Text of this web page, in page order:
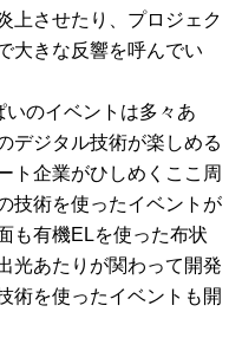
上させたり、プロジェク
大きな反響を呼んでい
のイベントは多々あ
デジタル技術が楽しめる
ト企業がひしめくここ周
技術を使ったイベントが
も有機ELを使った布状
光あたりが関わって開発
術を使ったイベントも開